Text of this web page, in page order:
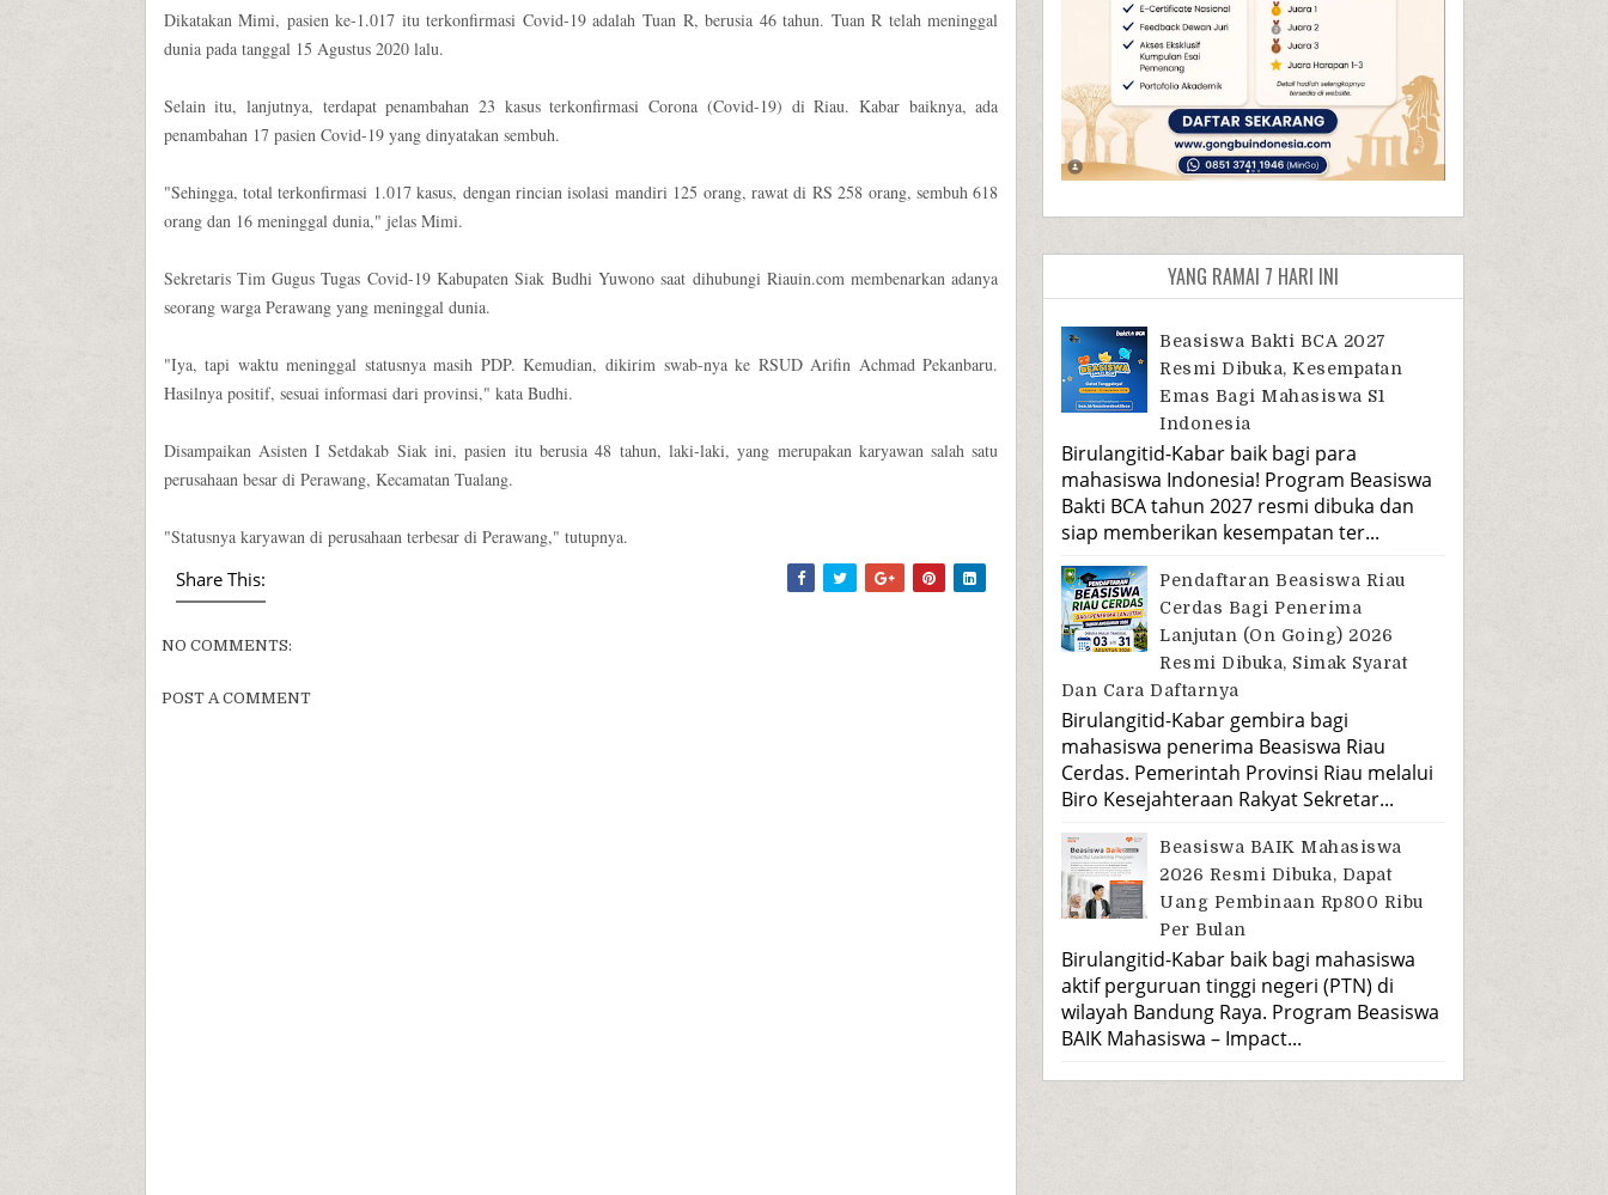
Dikatakan Mimi, pasien ke-1.017 itu terkonfirmasi Covid-19 adalah Tuan R, berusia 46 tahun. Tuan R telah meninggal
dunia pada tanggal 15 Agustus 2020 lalu.
Selain itu, lanjutnya, terdapat penambahan 23 kasus terkonfirmasi Corona (Covid-19) di Riau. Kabar baiknya, ada
penambahan 17 pasien Covid-19 yang dinyatakan sembuh.
"Sehingga, total terkonfirmasi 1.017 kasus, dengan rincian isolasi mandiri 125 orang, rawat di RS 258 orang, sembuh 618
orang dan 16 meninggal dunia," jelas Mimi.
Sekretaris Tim Gugus Tugas Covid-19 Kabupaten Siak Budhi Yuwono saat dihubungi Riauin.com membenarkan adanya
seorang warga Perawang yang meninggal dunia.
"Iya, tapi waktu meninggal statusnya masih PDP. Kemudian, dikirim swab-nya ke RSUD Arifin Achmad Pekanbaru.
Hasilnya positif, sesuai informasi dari provinsi," kata Budhi.
Disampaikan Asisten I Setdakab Siak ini, pasien itu berusia 48 tahun, laki-laki, yang merupakan karyawan salah satu
perusahaan besar di Perawang, Kecamatan Tualang.
"Statusnya karyawan di perusahaan terbesar di Perawang," tutupnya.
Share This:
NO COMMENTS:
POST A COMMENT
YANG RAMAI 7 HARI INI
Beasiswa Bakti BCA 2027
Resmi Dibuka, Kesempatan
Emas Bagi Mahasiswa S1
Indonesia
Birulangitid-Kabar baik bagi para
mahasiswa Indonesia! Program Beasiswa
Bakti BCA tahun 2027 resmi dibuka dan
siap memberikan kesempatan ter...
Pendaftaran Beasiswa Riau
Cerdas Bagi Penerima
Lanjutan (On Going) 2026
Resmi Dibuka, Simak Syarat
Dan Cara Daftarnya
Birulangitid-Kabar gembira bagi
mahasiswa penerima Beasiswa Riau
Cerdas. Pemerintah Provinsi Riau melalui
Biro Kesejahteraan Rakyat Sekretar...
Beasiswa BAIK Mahasiswa
2026 Resmi Dibuka, Dapat
Uang Pembinaan Rp800 Ribu
Per Bulan
Birulangitid-Kabar baik bagi mahasiswa
aktif perguruan tinggi negeri (PTN) di
wilayah Bandung Raya. Program Beasiswa
BAIK Mahasiswa – Impact...